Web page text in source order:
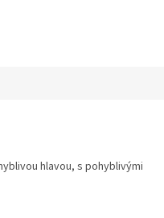
hlavou, s pohyblivými